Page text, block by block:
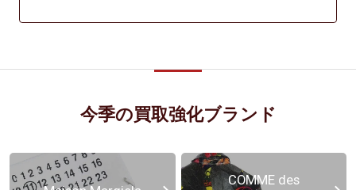
今季の買取強化ブランド
COMME des